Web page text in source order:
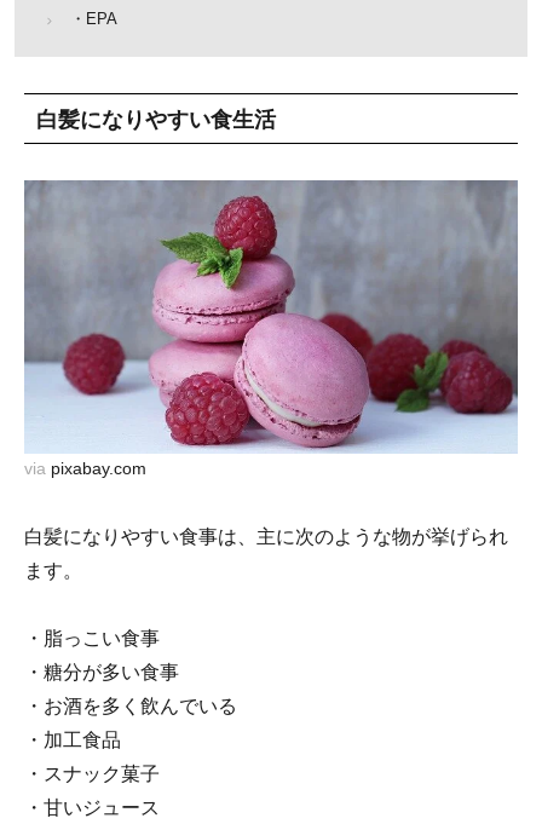
・EPA
白髪になりやすい食生活
via pixabay.com
白髪になりやすい食事は、主に次のような物が挙げられ
ます。
・脂っこい食事
・糖分が多い食事
・お酒を多く飲んでいる
・加工食品
・スナック菓子
・甘いジュース